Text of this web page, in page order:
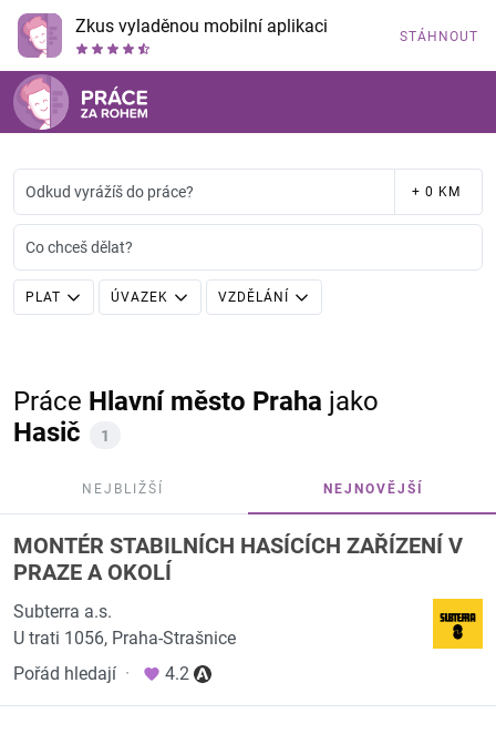
Zkus vyladěnou mobilní aplikaci STÁHNOUT
Odkud vyrážíš do práce? + 0 KM
Co chceš dělat?
PLAT ÚVAZEK VZDĚLÁNÍ
Práce Hlavní město Praha jako
Hasič
1
NEJBLIŽŠÍ NEJNOVĚJŠÍ
MONTÉR STABILNÍCH HASÍCÍCH ZAŘÍZENÍ V
PRAZE A OKOLÍ
Subterra a.s.
U trati 1056, Praha-Strašnice
Pořád hledají · 4.2